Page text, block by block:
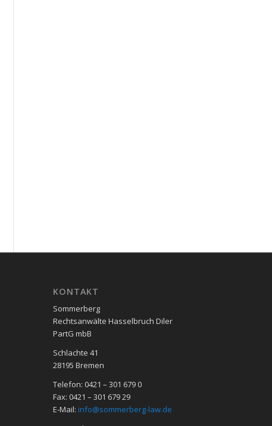
KON­TAKT
Sommerberg
Rechtsanwälte Hasselbruch Diler
PartG mbB
Schlachte 41
28195 Bre­men
Telefon: 0421 – 301 679 0
Fax: 0421 – 301 679 29
E-Mail: info@sommerberg-law.de